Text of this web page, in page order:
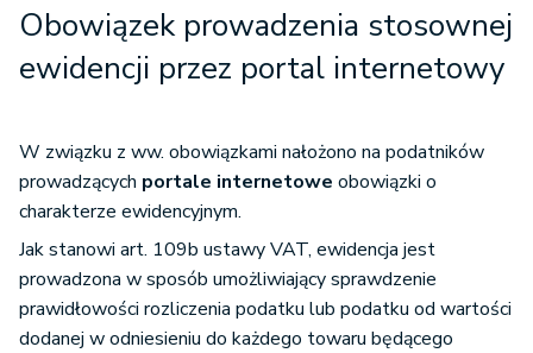
Obowiązek prowadzenia stosownej
ewidencji przez portal internetowy
W związku z ww. obowiązkami nałożono na podatników
prowadzących portale internetowe obowiązki o
charakterze ewidencyjnym.
Jak stanowi art. 109b ustawy VAT, ewidencja jest
prowadzona w sposób umożliwiający sprawdzenie
prawidłowości rozliczenia podatku lub podatku od wartości
dodanej w odniesieniu do każdego towaru będącego